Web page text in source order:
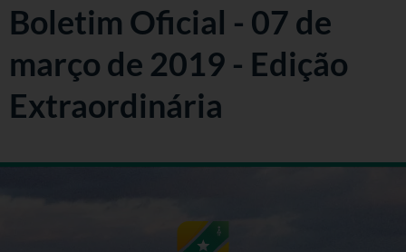
Boletim Oficial - 07 de
março de 2019 - Edição
Extraordinária